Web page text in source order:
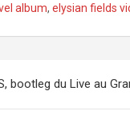
album, elysian fields
bootleg du Live au